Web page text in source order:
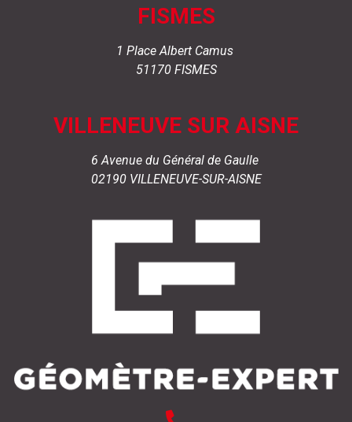
FISMES
1 Place Albert Camus
51170 FISMES
VILLENEUVE SUR AISNE
6 Avenue du Général de Gaulle
02190 VILLENEUVE-SUR-AISNE